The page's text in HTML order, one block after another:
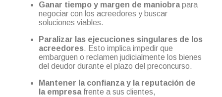
Ganar tiempo y margen de maniobrapara
negociar con los acreedores y buscar
soluciones viables.
Paralizar las ejecuciones singulares de los
acreedores. Esto implica impedir que
embarguen o reclamen judicialmente los bienes
del deudor durante el plazo del preconcurso.
Mantener la confianza y la reputación de
la empresafrente a sus clientes,